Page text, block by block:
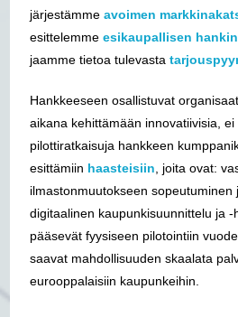
järjestämmeavoimen
esittelemmeesikaupallisen
jaamme tietoa tulevasta
Hankkeeseen osallistuvat
aikana kehittämään innovatiivisia,
pilottiratkaisuja hankkeen
esittämiin haasteisiin , joita ovat:
ilmastonmuutokseen sopeutuminen
digitaalinen kaupunkisuunnittelu ja
pääsevät fyysiseen pilotointiin
saavat mahdollisuuden skaalata
eurooppalaisiin kaupunkeihin.